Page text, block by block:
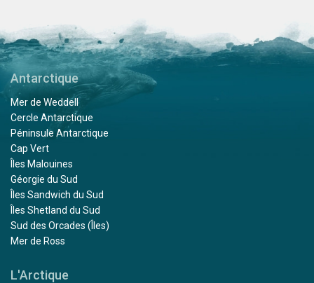
Antarctique
Mer de Weddell
Cercle Antarctique
Péninsule Antarctique
Cap Vert
Îles Malouines
Géorgie du Sud
Îles Sandwich du Sud
Îles Shetland du Sud
Sud des Orcades (Îles)
Mer de Ross
L'Arctique